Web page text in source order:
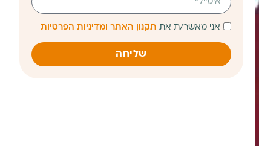
אני מאשר/ת את תקנון האתר ומדיניות הפרטיות
שליחה